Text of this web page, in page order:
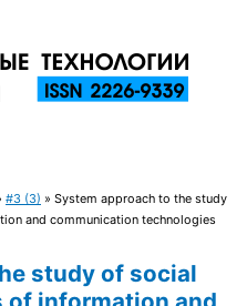
#3 (3) » System approach to the study
and communication technologies
study of social